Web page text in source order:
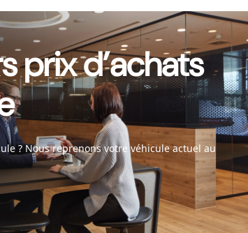
prix d’achats
? Nous reprenons votre véhicule actuel au